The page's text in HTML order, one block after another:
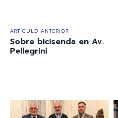
ARTÍCULO ANTERIOR
Sobre bicisenda en Av.
Pellegrini